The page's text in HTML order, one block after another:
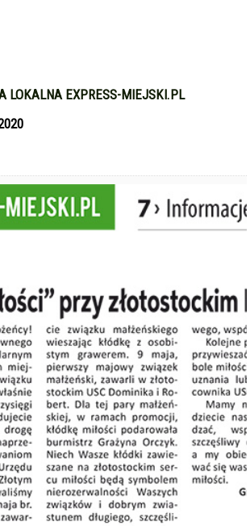
LOKALNA EXPRESS-MIEJSKI.PL